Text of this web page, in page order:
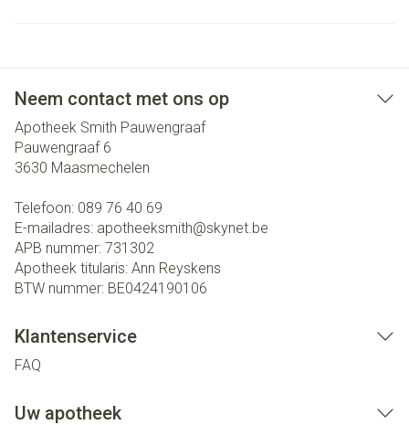
Neem contact met ons op
Apotheek Smith Pauwengraaf
Pauwengraaf 6
3630 Maasmechelen
Telefoon: 089 76 40 69
E-mailadres: apotheeksmith@skynet.be
APB nummer: 731302
Apotheek titularis: Ann Reyskens
BTW nummer: BE0424190106
Klantenservice
FAQ
Uw apotheek